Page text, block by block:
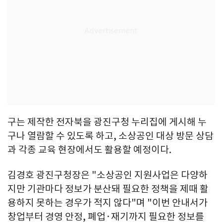
구는 제작한 전자북을 광진구청 누리집에 게시해 누
구나 열람할 수 있도록 하고, 소상공인 대상 방문 상담
과 각종 교육 현장에서도 활용할 예정이다.
김경호 광진구청장은 "소상공인 지원사업은 다양하
지만 기관마다 정보가 분산돼 필요한 정책을 제때 활
용하지 못하는 경우가 적지 않다"며 "이번 안내서가
창업부터 경영 안정, 폐업·재기까지 필요한 정보를